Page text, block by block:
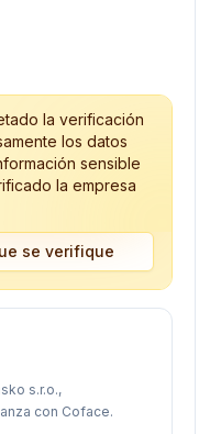
la verificación
los datos
sensible
la empresa
se verifique
s.r.o.,
con Coface.